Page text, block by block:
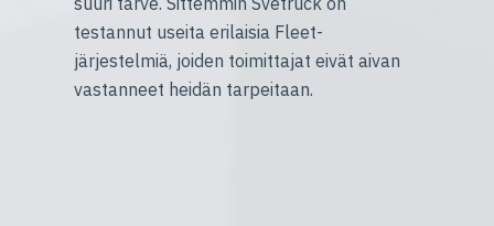
testannut useita erilaisia Fleet-
järjestelmiä, joiden toimittajat eivät aivan
vastanneet heidän tarpeitaan.